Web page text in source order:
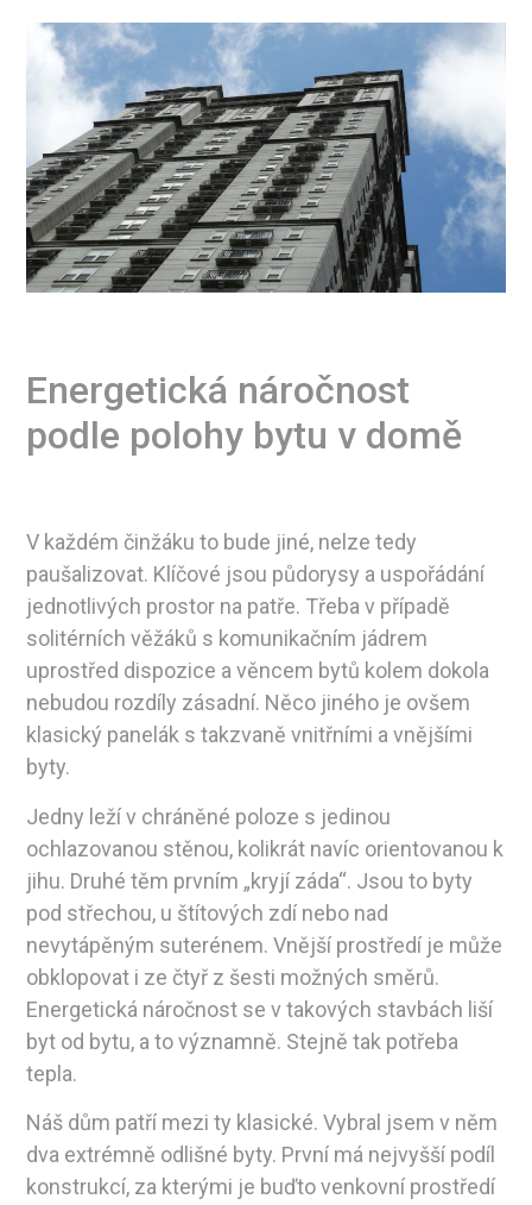
Energetická náročnost
podle polohy bytu v domě
V každém činžáku to bude jiné, nelze tedy
paušalizovat. Klíčové jsou půdorysy a uspořádání
jednotlivých prostor na patře. Třeba v případě
solitérních věžáků s komunikačním jádrem
uprostřed dispozice a věncem bytů kolem dokola
nebudou rozdíly zásadní. Něco jiného je ovšem
klasický panelák s takzvaně vnitřními a vnějšími
byty.
Jedny leží v chráněné poloze s jedinou
ochlazovanou stěnou, kolikrát navíc orientovanou k
jihu. Druhé těm prvním „kryjí záda“. Jsou to byty
pod střechou, u štítových zdí nebo nad
nevytápěným suterénem. Vnější prostředí je může
obklopovat i ze čtyř z šesti možných směrů.
Energetická náročnost se v takových stavbách liší
byt od bytu, a to významně. Stejně tak potřeba
tepla.
Náš dům patří mezi ty klasické. Vybral jsem v něm
dva extrémně odlišné byty. První má nejvyšší podíl
konstrukcí, za kterými je buďto venkovní prostředí